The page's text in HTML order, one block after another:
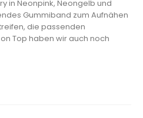
in Neonpink, Neongelb und
Gummiband zum Aufnähen
die passenden
Top haben wir auch noch